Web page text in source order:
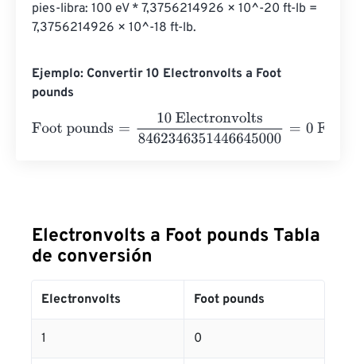
pies-libra: 100 eV * 7,3756214926 × 10^-20 ft-lb =
7,3756214926 × 10^-18 ft-lb.
Ejemplo: Convertir 10 Electronvolts a Foot
pounds
Foot pounds = 10 Electronvolts8462346351446645000
Electronvolts a Foot pounds Tabla
de conversión
Electronvolts Foot pounds
1 0